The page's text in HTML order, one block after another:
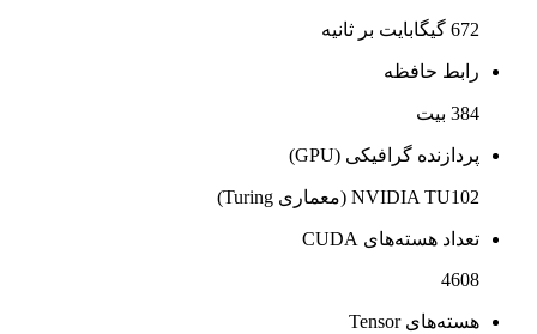
672 گیگابایت بر ثانیه
رابط حافظه
384 بیت
پردازنده گرافیکی (GPU)
NVIDIA TU102 (معماری Turing)
تعداد هسته‌های CUDA
4608
هسته‌های Tensor